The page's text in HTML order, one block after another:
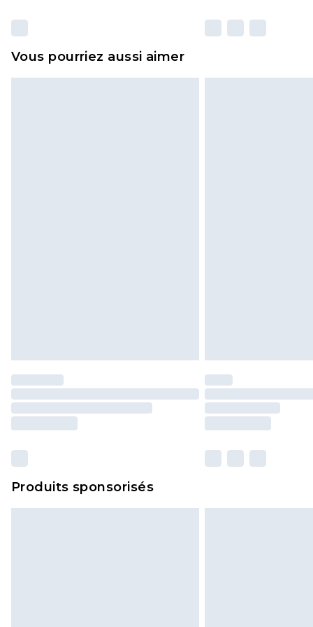
Vous pourriez aussi aimer
Produits sponsorisés